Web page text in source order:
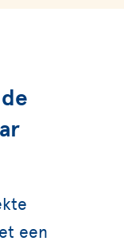
een